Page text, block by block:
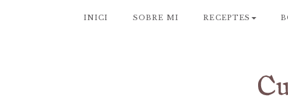
INICI SOBRE MI RECEPTES